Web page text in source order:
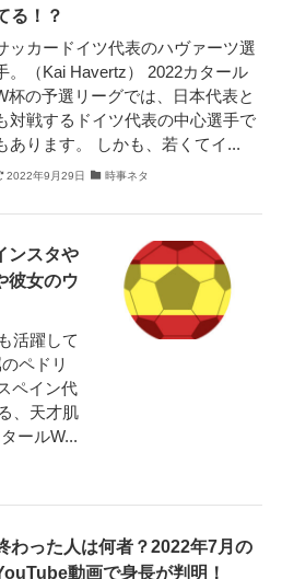
る！？
ッカードイツ代表のハヴァーツ選
。（Kai Havertz） 2022カタール
杯の予選リーグでは、日本代表と
対戦するドイツ代表の中心選手で
あります。 しかも、若くてイ...
2022年9月29日 時事ネタ
ンスタや
彼女のウ
活躍して
ペドリ
ペイン代
、天才肌
ールW...
わった人は何者？2022年7月の
動画で身長が判明！